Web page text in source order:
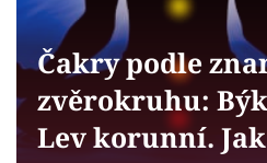
Sledujte prima+
Filmový festival
Čakry podle
zvěrokruhu:
Lev korunní.